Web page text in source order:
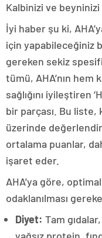
Kalbinizi ve beyninizi
İyi haber şu ki,
için yapabileceğiniz
gereken sekiz
tümü, AHA’nın hem
sağlığını iyileştiren
bir parçası. Bu liste,
üzerinde
ortalama puanlar,
işaret eder.
AHA’ya göre,
odaklanılması
Diyet: Tam